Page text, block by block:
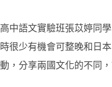
高中語文實驗班張苡婷同
時很少有機會可整晚和日
動，分享兩國文化的不同